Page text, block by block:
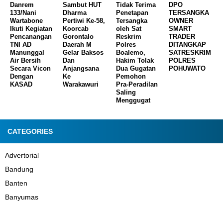
Danrem
133/Nani
Wartabone
Ikuti Kegiatan
Pencanangan
TNI AD
Manunggal
Air Bersih
Secara Vicon
Dengan
KASAD
Sambut HUT
Dharma
Pertiwi Ke-58,
Koorcab
Gorontalo
Daerah M
Gelar Baksos
Dan
Anjangsana
Ke
Warakawuri
Tidak Terima
Penetapan
Tersangka
oleh Sat
Reskrim
Polres
Boalemo,
Hakim Tolak
Dua Gugatan
Pemohon
Pra-Peradilan
Saling
Menggugat
DPO
TERSANGKA
OWNER
SMART
TRADER
DITANGKAP
SATRESKRIM
POLRES
POHUWATO
CATEGORIES
Advertorial
Bandung
Banten
Banyumas